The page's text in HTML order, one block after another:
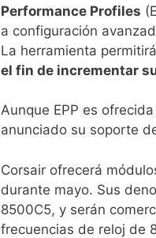
Performance Profiles
a configuración
La herramienta
el fin de incrementar
Aunque EPP es
anunciado su soporte
Corsair ofrecerá
durante mayo. Sus
8500C5, y serán
frecuencias de reloj de